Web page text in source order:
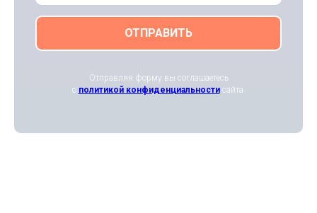
ОТПРАВИТЬ
Отправляя форму вы соглашаетесь
с политикой конфиденциальности сайта.